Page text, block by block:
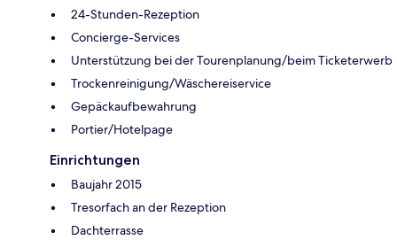
24-Stunden-Rezeption
Concierge-Services
Unterstützung bei der Tourenplanung/beim Ticketerwerb
Trockenreinigung/Wäschereiservice
Gepäckaufbewahrung
Portier/Hotelpage
Einrichtungen
Baujahr 2015
Tresorfach an der Rezeption
Dachterrasse